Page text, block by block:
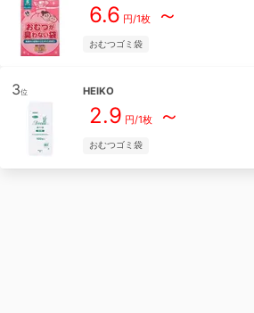
6.6 円/1枚～
おむつゴミ袋
3位 HEIKO
2.9 円/1枚～
おむつゴミ袋